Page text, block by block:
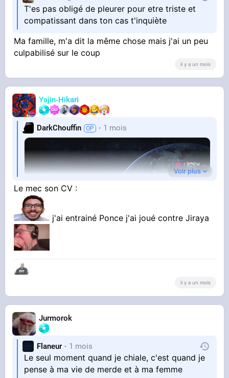
T'es pas obligé de pleurer pour etre triste et
compatissant dans ton cas t'inquiète
Ma famille, m'a dit la même chose mais j'ai un peu
culpabilisé sur le coup
il y a un mois
Yajin-Hikari
DarkChouffin 1 mois
STREAMABLE
Play_-
Il est brisax de chez turbo brisax
Voir plus
Le mec son CV :
j'ai entrainé Ponce j'ai joué contre Jiraya
il y a un mois
Jurmorok
Flaneur 1 mois
Le seul moment quand je chiale, c'est quand je
pense à ma vie de merde et à ma femme